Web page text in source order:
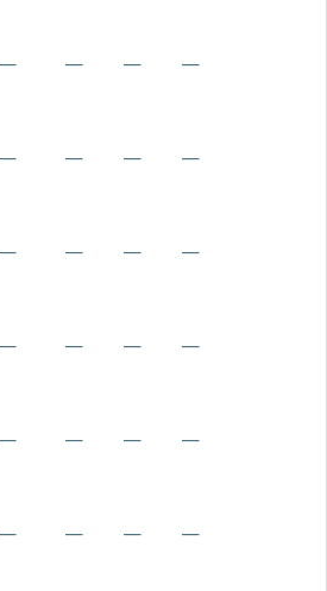
— — — —
— — — —
— — — —
— — — —
— — — —
— — — —